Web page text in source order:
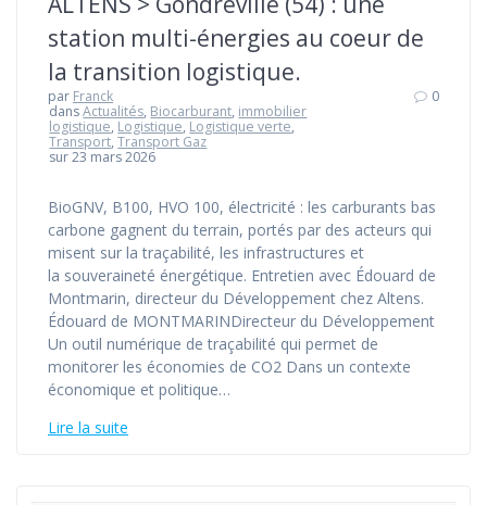
station multi-énergies au coeur de
la transition logistique.
par Franck
dansActualités, Biocarburant, immobilier
logistique, Logistique, Logistique verte,
Transport,Transport Gaz
sur 23 mars 2026
0
BioGNV, B100, HVO 100, électricité : les carburants bas
carbone gagnent du terrain, portés par des acteurs qui
misent sur la traçabilité, les infrastructures et
la souveraineté énergétique. Entretien avec Édouard de
Montmarin, directeur du Développement chez Altens.
Édouard de MONTMARINDirecteur du Développement
Un outil numérique de traçabilité qui permet de
monitorer les économies de CO2 Dans un contexte
économique et politique…
Lire la suite